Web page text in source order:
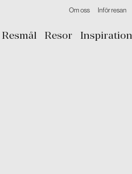
Om oss Inför resan
Resmål Resor Inspiration